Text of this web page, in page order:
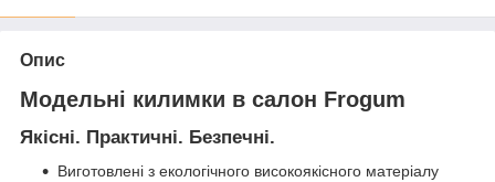
Опис
Модельні килимки в салон Frogum
Якісні. Практичні. Безпечні.
Виготовлені з екологічного високоякісного матеріалу